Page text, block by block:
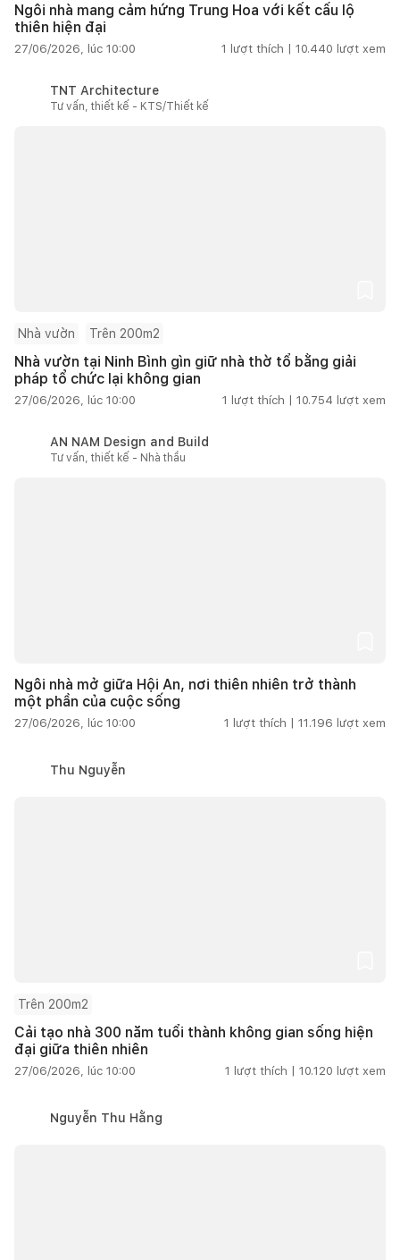
Ngôi nhà mang cảm hứng Trung Hoa với kết cấu lộ
thiên hiện đại
27/06/2026, lúc 10:00 1 lượt thích | 10.440 lượt xem
TNT Architecture
Tư vấn, thiết kế - KTS/Thiết kế
Nhà vườn Trên 200m2
Nhà vườn tại Ninh Bình gìn giữ nhà thờ tổ bằng giải
pháp tổ chức lại không gian
27/06/2026, lúc 10:00 1 lượt thích | 10.754 lượt xem
AN NAM Design and Build
Tư vấn, thiết kế - Nhà thầu
Ngôi nhà mở giữa Hội An, nơi thiên nhiên trở thành
một phần của cuộc sống
27/06/2026, lúc 10:00 1 lượt thích | 11.196 lượt xem
Thu Nguyễn
Trên 200m2
Cải tạo nhà 300 năm tuổi thành không gian sống hiện
đại giữa thiên nhiên
27/06/2026, lúc 10:00 1 lượt thích | 10.120 lượt xem
Nguyễn Thu Hằng